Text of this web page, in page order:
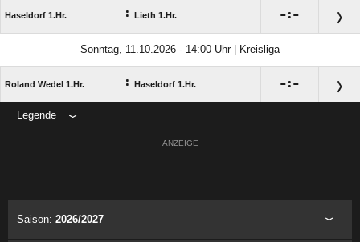
Haseldorf 1.Hr. : Lieth 1.Hr. :
Sonntag, 11.10.2026 - 14:00 Uhr | Kreisliga
Roland Wedel 1.Hr. : Haseldorf 1.Hr. :
Legende
ANZEIGE
Saison: 2026/2027